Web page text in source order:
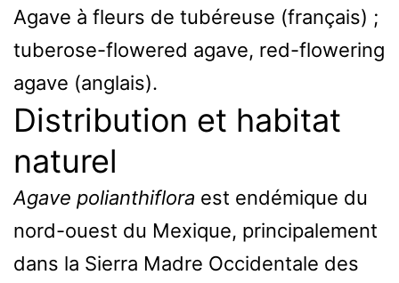
Agave à fleurs de tubéreuse (français) ;
tuberose-flowered agave, red-flowering
agave (anglais).
Distribution et habitat
naturel
Agave polianthiflora est endémique du
nord-ouest du Mexique, principalement
dans la Sierra Madre Occidentale des